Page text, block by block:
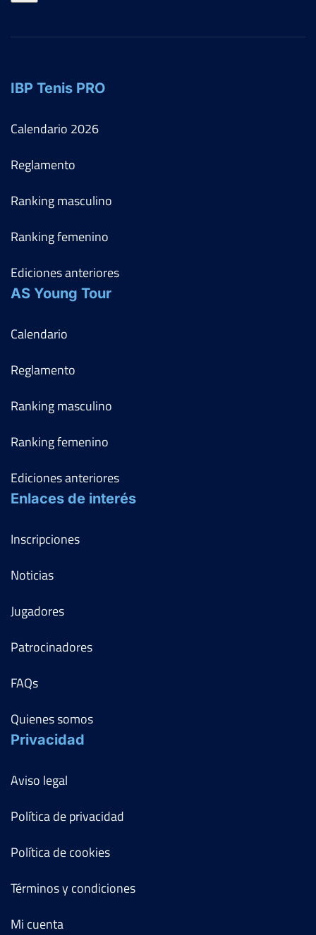
IBP Tenis PRO
Calendario 2026
Reglamento
Ranking masculino
Ranking femenino
Ediciones anteriores
AS Young Tour
Calendario
Reglamento
Ranking masculino
Ranking femenino
Ediciones anteriores
Enlaces de interés
Inscripciones
Noticias
Jugadores
Patrocinadores
FAQs
Quienes somos
Privacidad
Aviso legal
Política de privacidad
Política de cookies
Términos y condiciones
Mi cuenta